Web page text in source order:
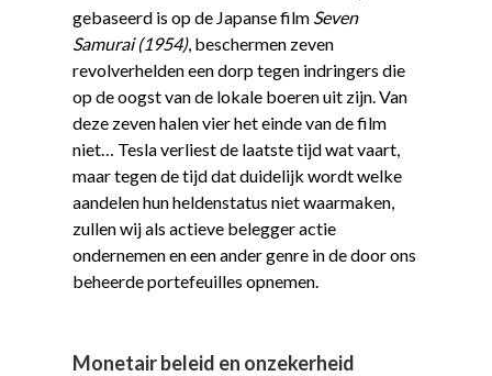
gebaseerd is op de Japanse film Seven
Samurai (1954), beschermen zeven
revolverhelden een dorp tegen indringers die
op de oogst van de lokale boeren uit zijn. Van
deze zeven halen vier het einde van de film
niet… Tesla verliest de laatste tijd wat vaart,
maar tegen de tijd dat duidelijk wordt welke
aandelen hun heldenstatus niet waarmaken,
zullen wij als actieve belegger actie
ondernemen en een ander genre in de door ons
beheerde portefeuilles opnemen.
Monetair beleid en onzekerheid